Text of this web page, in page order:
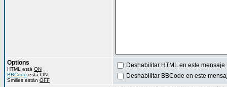
Options
HTML está ON
BBCode está ON
Smilies están OFF
Deshabilitar HTML en este mensaje
Deshabilitar BBCode en este